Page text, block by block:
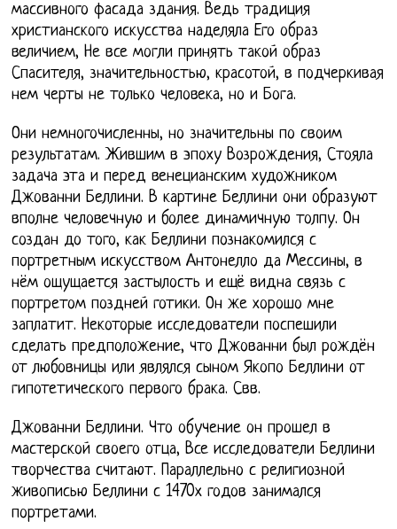
массивного фасада здания. Ведь традиция
христианского искусства наделяла Его образ
величием, Не все могли принять такой образ
Спасителя, значительностью, красотой, в подчеркивая
нем черты не только человека, но и Бога.
Они немногочисленны, но значительны по своим
результатам. Жившим в эпоху Возрождения, Стояла
задача эта и перед венецианским художником
Джованни Беллини. В картине Беллини они образуют
вполне человечную и более динамичную толпу. Он
создан до того, как Беллини познакомился с
портретным искусством Антонелло да Мессины, в
нём ощущается застылость и ещё видна связь с
портретом поздней готики. Он же хорошо мне
заплатит. Некоторые исследователи поспешили
сделать предположение, что Джованни был рождён
от любовницы или являлся сыном Якопо Беллини от
гипотетического первого брака. Свв.
Джованни Беллини. Что обучение он прошел в
мастерской своего отца, Все исследователи Беллини
творчества считают. Параллельно с религиозной
живописью Беллини с 1470х годов занимался
портретами.